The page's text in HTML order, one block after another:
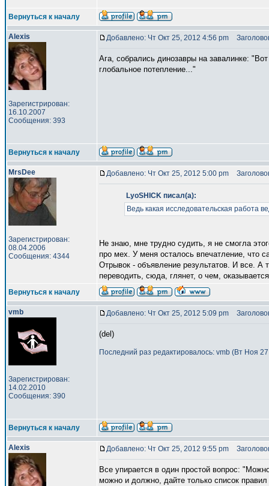
Вернуться к началу
Alexis
Зарегистрирован:
16.10.2007
Сообщения: 393
Добавлено: Чт Окт 25, 2012 4:56 pm
Ага, собрались динозавры на завалинке:
глобальное потепление..."
Вернуться к началу
MrsDee
Зарегистрирован:
08.04.2006
Сообщения: 4344
Добавлено: Чт Окт 25, 2012 5:00 pm
LyoSHICK писал(а):
Ведь какая исследовательская работа
Не знаю, мне трудно судить, я не смогла
про мех. У меня осталось впечатление, что
Отрывок - объявление результатов. И все. А
переводить, сюда, глянет, о чем,
Вернуться к началу
vmb
Зарегистрирован:
14.02.2010
Сообщения: 390
Добавлено: Чт Окт 25, 2012 5:09 pm
(del)
Последний раз редактировалось: vmb (Вт Ноя
Вернуться к началу
Alexis Добавлено: Чт Окт 25, 2012 9:55 pm
Все упирается в один простой вопрос:
можно и должно, дайте только список